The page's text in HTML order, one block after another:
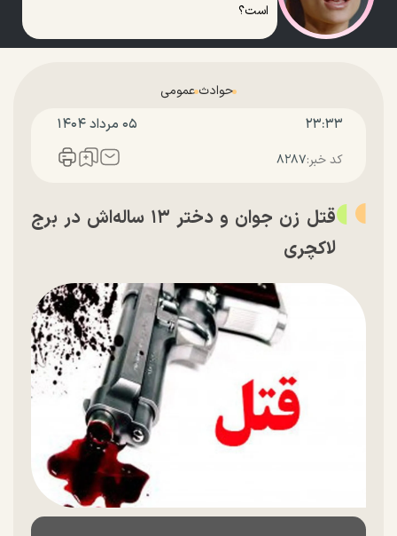
است؟
حوادث عمومی
۲۳:۳۳ ۰۵ مرداد ۱۴۰۴
کد خبر:۸۲۸۷
قتل زن جوان و دختر ۱۳ ساله‌اش در برج
لاکچری